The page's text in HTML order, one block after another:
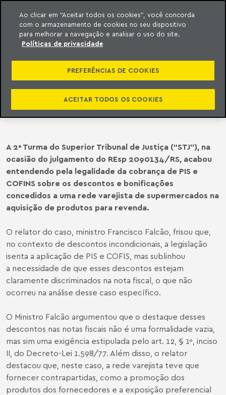
o conteúdo
Meyer
INCIDÊNCIA DE PIS/COFINS SOBRE
DESCONTOS/BONIFICAÇÕES
PACTUADOS ENTRE FORNECEDORES
E VAREJISTAS
A 2ª Turma do Superior Tribunal de Justiça (“STJ”), na
ocasião do julgamento do REsp 2090134/RS, acabou
entendendo pela legalidade da cobrança de PIS e
COFINS sobre os descontos e bonificações
concedidos a uma rede varejista de supermercados na
aquisição de produtos para revenda.
O relator do caso, ministro Francisco Falcão, frisou que,
no contexto de descontos incondicionais, a legislação
isenta a aplicação de PIS e COFIS, mas sublinhou
a necessidade de que esses descontos estejam
claramente discriminados na nota fiscal, o que não
ocorreu na análise desse caso específico.
O Ministro Falcão argumentou que o destaque desses
descontos nas notas fiscais não é uma formalidade vazia,
mas sim uma exigência estipulada pelo art. 12, § 1º, inciso
II, do Decreto-Lei 1.598/77. Além disso, o relator
destacou que, neste caso, a rede varejista teve que
fornecer contrapartidas, como a promoção dos
produtos dos fornecedores e a exposição preferencial
Ao clicar em “Aceitar todos os cookies”, você concorda
com o armazenamento de cookies no seu dispositivo
para melhorar a navegação e analisar o uso do site.
Políticas de privacidade
PREFERÊNCIAS DE COOKIES
ACEITAR TODOS OS COOKIES